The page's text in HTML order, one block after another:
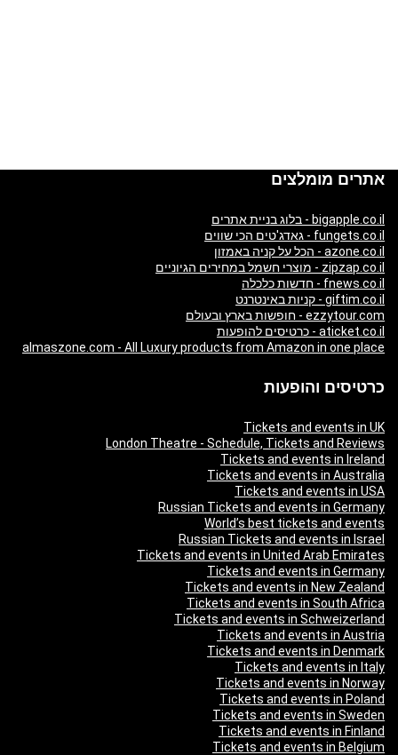
אתרים מומלצים
bigapple.co.il - בלוג בניית אתרים
fungets.co.il - גאדג'טים הכי שווים
azone.co.il - הכל על קניה באמזון
zipzap.co.il - מוצרי חשמל במחירים הגיוניים
fnews.co.il - חדשות כלכלה
giftim.co.il - קניות באינטרנט
ezzytour.com - חופשות בארץ ובעולם
aticket.co.il - כרטיסים להופעות
almaszone.com - All Luxury products from Amazon in one place
כרטיסים והופעות
Tickets and events in UK
London Theatre - Schedule, Tickets and Reviews
Tickets and events in Ireland
Tickets and events in Australia
Tickets and events in USA
Russian Tickets and events in Germany
World’s best tickets and events
Russian Tickets and events in Israel
Tickets and events in United Arab Emirates
Tickets and events in Germany
Tickets and events in New Zealand
Tickets and events in South Africa
Tickets and events in Schweizerland
Tickets and events in Austria
Tickets and events in Denmark
Tickets and events in Italy
Tickets and events in Norway
Tickets and events in Poland
Tickets and events in Sweden
Tickets and events in Finland
Tickets and events in Belgium